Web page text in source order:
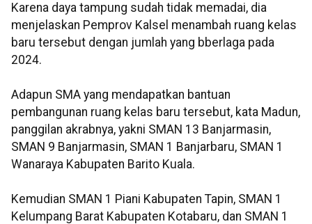
Karena daya tampung sudah tidak memadai, dia
menjelaskan Pemprov Kalsel menambah ruang kelas
baru tersebut dengan jumlah yang bberlaga pada
2024.
Adapun SMA yang mendapatkan bantuan
pembangunan ruang kelas baru tersebut, kata Madun,
panggilan akrabnya, yakni SMAN 13 Banjarmasin,
SMAN 9 Banjarmasin, SMAN 1 Banjarbaru, SMAN 1
Wanaraya Kabupaten Barito Kuala.
Kemudian SMAN 1 Piani Kabupaten Tapin, SMAN 1
Kelumpang Barat Kabupaten Kotabaru, dan SMAN 1